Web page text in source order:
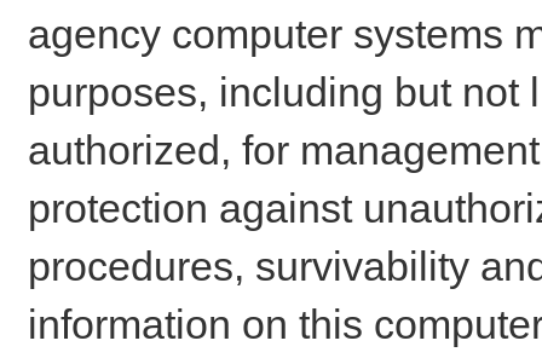
agency computer systems
purposes, including but not
authorized, for
protection against
procedures, survivability
information on this